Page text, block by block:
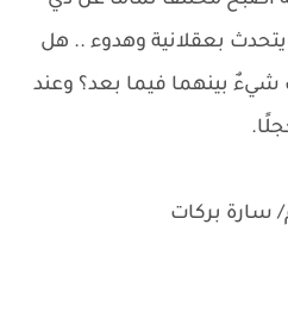
بعقلانية وهدوء .. هل
بينهما فيما بعد؟ وعند
سارة بركات